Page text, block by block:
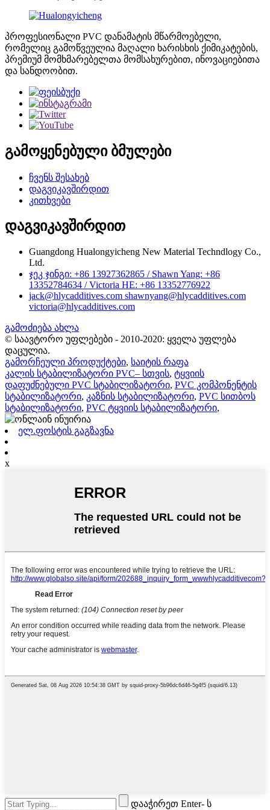
პროფესიონალი PVC დანამატის მწარმოებელი,
რომელიც გამოწვეულია მაღალი ხარისხის ქიმიკატების,
პრემიუმ მომხმარებელთა მომსახურებით, ინოვაციებითა
და სანდოობით.
გამოყენებული ბმულები
ჩვენს შესახებ
დაგვიკავშირდით
კითხვები
დაგვიკავშირდით
Guangdong Hualongyicheng New Material Techndlogy Co.,
Ltd.
ჯეკ ჯინგი: +86 13927362865 / Shawn Yang: +86
13352784634 / Victoria HE: +86 13352776922
jack@hlycadditives.com shawnyang@hlycadditives.com
victoria@hlycadditives.com
გამოძიება ახლა
© საავტორო უფლებები - 2010-2020: ყველა უფლება
დაცულია.
გამორჩეული პროდუქტები, საიტის რაფა
კალის სტაბილიზატორი PVC– სთვის, ტყვიის
დაფუძნებული PVC სტაბილიზატორი, PVC კომპონენტის
სტაბილიზატორი, კაზნის სტაბილიზატორი, PVC სითბოს
სტაბილიზატორი, PVC ტყვიის სტაბილიზატორი,
ელ.ფოსტის გაგზავნა
x
დააჭირეთ Enter- ს